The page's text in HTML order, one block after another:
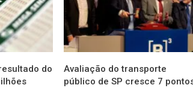
do
Avaliação do transporte
público de SP cresce 7